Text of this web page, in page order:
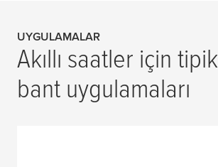
UYGULAMALAR
Akıllı saatler için tipik
bant uygulamaları